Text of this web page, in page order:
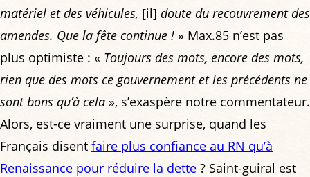
matériel et des véhicules, [il] doute du recouvrement des
amendes. Que la fête continue ! » Max.85 n’est pas
plus optimiste : « Toujours des mots, encore des mots,
rien que des mots ce gouvernement et les précédents ne
sont bons qu’à cela », s’exaspère notre commentateur.
Alors, est-ce vraiment une surprise, quand les
Français disent faire plus confiance au RN qu’à
Renaissance pour réduire la dette ? Saint-guiral est